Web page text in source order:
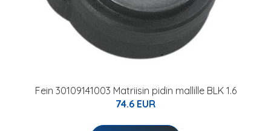
Fein 30109141003 Matriisin pidin mallille BLK 1.6
74.6 EUR